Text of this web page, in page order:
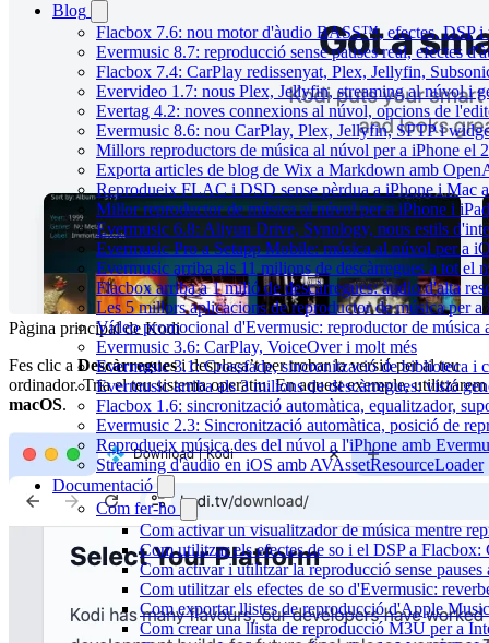
Blog
Flacbox 7.6: nou motor d'àudio BASS™, efectes, DSP i
Evermusic 8.7: reproducció sense pauses real, efectes
Flacbox 7.4: CarPlay redissenyat, Plex, Jellyfin,
Evervideo 1.7: nous Plex, Jellyfin, streaming al núvol i
Evertag 4.2: noves connexions al núvol, opcions de
Evermusic 8.6: nou CarPlay, Plex, Jellyfin, SFTP i
Millors reproductors de música al núvol per a iPhone el
Exporta articles de blog de Wix a Markdown amb
Reprodueix FLAC i DSD sense pèrdua a iPhone i Mac
Millor reproductor de música al núvol per a iPhone i iPad
Evermusic 6.8: Aliyun Drive, Synology, nous estils
Evermusic Pro a Setapp Mobile: música al núvol per a
Evermusic arriba als 11 milions de descàrregues a tot el
Flacbox arriba a 1 milió de descàrregues: àudio d'alta
Les 5 millors aplicacions de reproductor de música per a
Vídeo promocional d'Evermusic: reproductor de música
Evermusic 3.6: CarPlay, VoiceOver i molt més
Evermusic 3.1: Crossfade, sincronització de biblioteca i
Evermusic arriba als 3 milions de descàrregues: visió
Flacbox 1.6: sincronització automàtica, equalitzador,
Evermusic 2.3: Sincronització automàtica, posició de
Reprodueix música des del núvol a l'iPhone amb
Streaming d'àudio en iOS amb AVAssetResourceLoader
Documentació
Com fer-ho
Com activar un visualitzador de música mentre
Com utilitzar els efectes de so i el DSP a
Com activar i utilitzar la reproducció sense pauses
Com utilitzar els efectes de so d'Evermusic:
Com exportar llistes de reproducció d'Apple
Com crear una llista de reproducció M3U per a
Pàgina principal de Kodi
Fes clic a Descàrreguesi desplaça’t per trobar la versió per al teu
ordinador. Tria el teu sistema operatiu. En aquest exemple, utilitzarem
macOS.